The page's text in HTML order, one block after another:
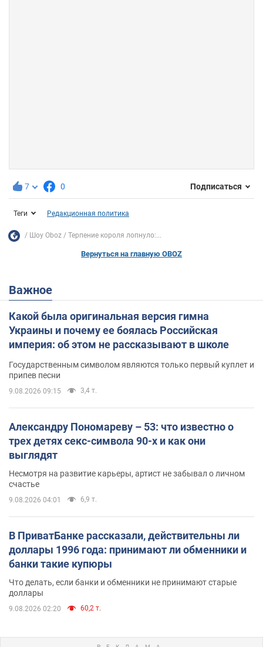
7 0 Подписаться
Теги Редакционная политика
Шоу Oboz Терпение короля лопнуло:...
Вернуться на главную OBOZ
Важное
Какой была оригинальная версия гимна
Украины и почему ее боялась Российская
империя: об этом не рассказывают в школе
Государственным символом являются только первый куплет и
припев песни
9.08.2026 09:15 3,4 т.
Александру Пономареву – 53: что известно о
трех детях секс-символа 90-х и как они
выглядят
Несмотря на развитие карьеры, артист не забывал о личном
счастье
9.08.2026 04:01 6,9 т.
В ПриватБанке рассказали, действительны ли
доллары 1996 года: принимают ли обменники и
банки такие купюры
Что делать, если банки и обменники не принимают старые
доллары
9.08.2026 02:20 60,2 т.